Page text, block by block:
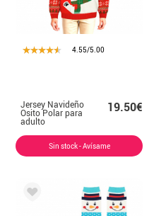
4.55/5.00
Jersey Navideño
Osito Polar para
adulto
19.50€
Sin stock - Avísame